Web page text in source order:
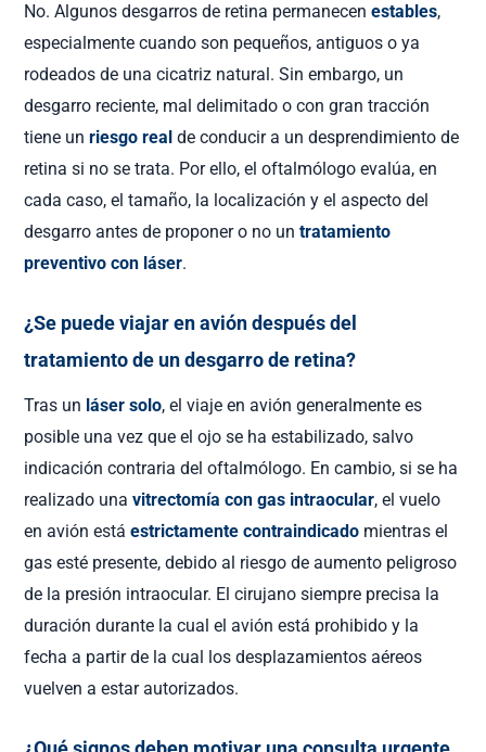
No. Algunos desgarros de retina permanecenestables,
especialmente cuando son pequeños, antiguos o ya
rodeados de una cicatriz natural. Sin embargo, un
desgarro reciente, mal delimitado o con gran tracción
tiene unriesgo real de conducir a un desprendimiento de
retina si no se trata. Por ello, el oftalmólogo evalúa, en
cada caso, el tamaño, la localización y el aspecto del
desgarro antes de proponer o no untratamiento
preventivo con láser.
¿Se puede viajar en avión después del
tratamiento de un desgarro de retina?
Tras un láser solo, el viaje en avión generalmente es
posible una vez que el ojo se ha estabilizado, salvo
indicación contraria del oftalmólogo. En cambio, si se ha
realizado unavitrectomía con gas intraocular, el vuelo
en avión estáestrictamente contraindicado mientras el
gas esté presente, debido al riesgo de aumento peligroso
de la presión intraocular. El cirujano siempre precisa la
duración durante la cual el avión está prohibido y la
fecha a partir de la cual los desplazamientos aéreos
vuelven a estar autorizados.